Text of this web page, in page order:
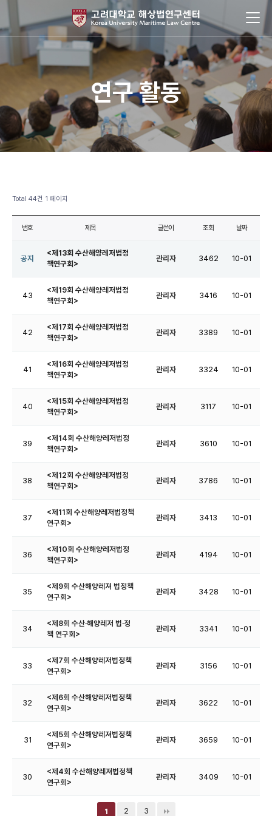
연구 활동
Total 44건 1 페이지
번호 제목 글쓴이 조회 날짜
공지
<제13회 수산해양레저법정
책연구회>
관리자 3462 10-01
43
<제19회 수산해양레저법정
책연구회>
관리자 3416 10-01
42
<제17회 수산해양레저법정
책연구회>
관리자 3389 10-01
41
<제16회 수산해양레저법정
책연구회>
관리자 3324 10-01
40
<제15회 수산해양레저법정
책연구회>
관리자 3117 10-01
39
<제14회 수산해양레저법정
책연구회>
관리자 3610 10-01
38
<제12회 수산해양레저법정
책연구회>
관리자 3786 10-01
37
<제11회 수산해양레저법정책
연구회>
관리자 3413 10-01
36
<제10회 수산해양레저법정
책연구회>
관리자 4194 10-01
35
<제9회 수산해양레져 법정책
연구회>
관리자 3428 10-01
34
<제8회 수산·해양레저 법·정
책 연구회>
관리자 3341 10-01
33
<제7회 수산해양레저법정책
연구회>
관리자 3156 10-01
32
<제6회 수산해양레저법정책
연구회>
관리자 3622 10-01
31
<제5회 수산해양레져법정책
연구회>
관리자 3659 10-01
30
<제4회 수산해양레져법정책
연구회>
관리자 3409 10-01
1 2 3